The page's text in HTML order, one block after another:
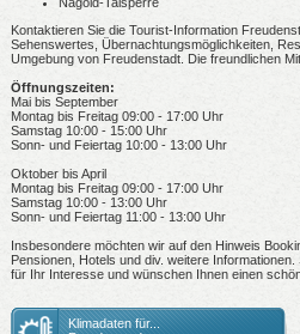
Kontaktieren Sie die Tourist-Information
Sehenswertes, Übernachtungsmöglichkeiten,
Umgebung von Freudenstadt. Die freundlichen
Öffnungszeiten:
Mai bis September
Montag bis Freitag 09:00 - 17:00 Uhr
Samstag 10:00 - 15:00 Uhr
Sonn- und Feiertag 10:00 - 13:00 Uhr
Oktober bis April
Montag bis Freitag 09:00 - 17:00 Uhr
Samstag 10:00 - 13:00 Uhr
Sonn- und Feiertag 11:00 - 13:00 Uhr
Insbesondere möchten wir auf den Hinweis
Pensionen, Hotels und div. weitere
für Ihr Interesse und wünschen Ihnen einen
Klimadaten für...